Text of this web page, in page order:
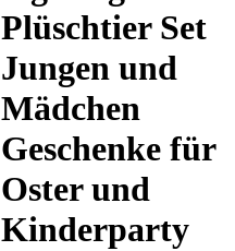
Plüschtier Set
Jungen und
Mädchen
Geschenke für
Oster und
Kinderparty